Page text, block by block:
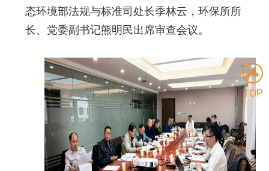
态环境部法规与标准司处长季林云，环保所所
长、党委副书记熊明民出席审查会议。
TOP